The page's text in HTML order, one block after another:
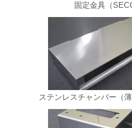
固定金具（
ステンレスチャンバー（薄